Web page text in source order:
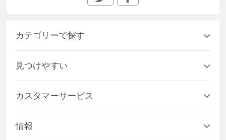
カテゴリーで探す
見つけやすい
カスタマーサービス
情報